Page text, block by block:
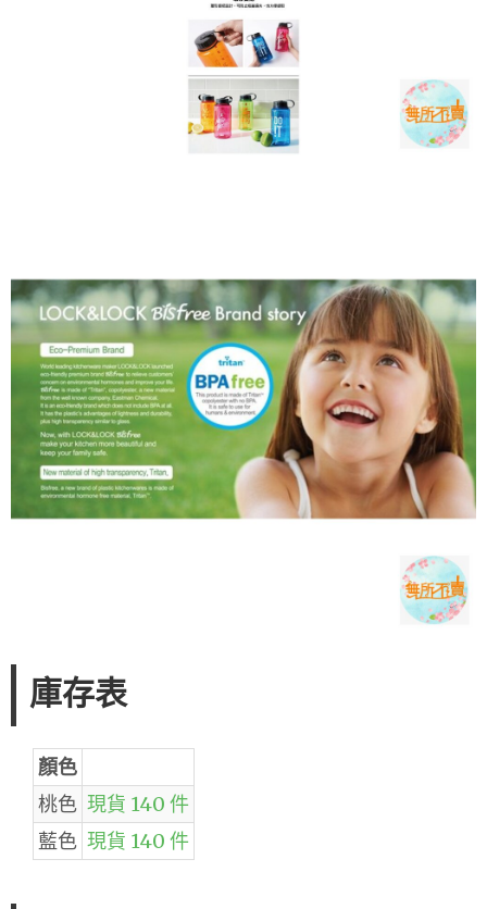
庫存表
顏色
桃色 現貨 140 件
藍色 現貨 140 件